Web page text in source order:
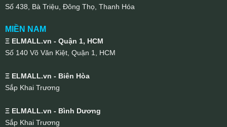
Số 438, Bà Triệu, Đông Thọ, Thanh Hóa
MIỀN NAM
Ξ ELMALL.vn - Quận 1, HCM
Số 140 Võ Văn Kiệt, Quận 1, HCM
Ξ ELMALL.vn - Biên Hòa
Sắp Khai Trương
Ξ ELMALL.vn - Bình Dương
Sắp Khai Trương